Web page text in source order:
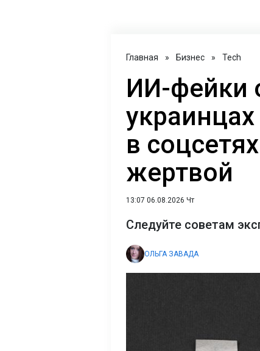
Главная » Бизнес » Tech
ИИ-фейки
в
жертвой
13:07 06.08.2026 Чт
Следуйте советам
ОЛЬГА ЗАВАДА